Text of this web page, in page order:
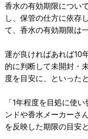
香水の有効期限につい
し、保管の仕方に依存
て、香水の有効期限は
運が良ければあれば10
的に判断して未開封・
度を目安に、といった
「1年程度を目処に使
ンドや香水メーカーさ
を反映した期限の目安